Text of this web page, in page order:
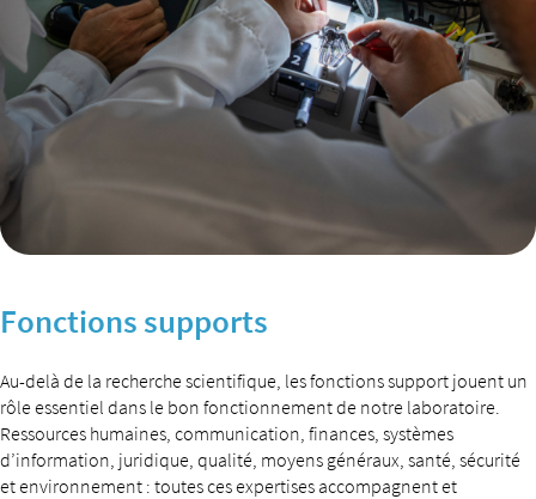
Fonctions supports
Au-delà de la recherche scientifique, les fonctions support jouent un
rôle essentiel dans le bon fonctionnement de notre laboratoire.
Ressources humaines, communication, finances, systèmes
d’information, juridique, qualité, moyens généraux, santé, sécurité
et environnement : toutes ces expertises accompagnent et